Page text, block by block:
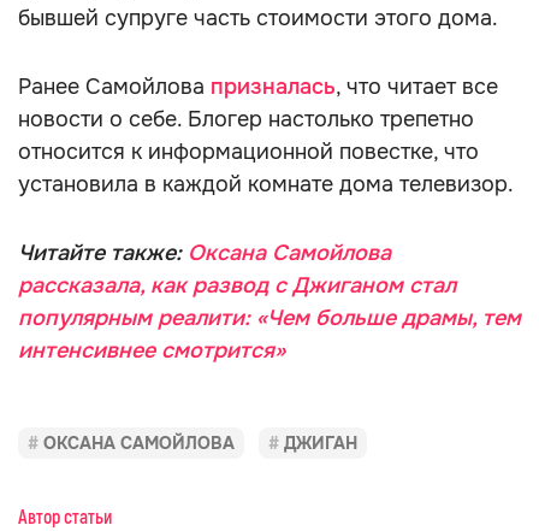
бывшей супруге часть стоимости этого дома.
Ранее Самойлова призналась, что читает все
новости о себе. Блогер настолько трепетно
относится к информационной повестке, что
установила в каждой комнате дома телевизор.
Читайте также: Оксана Самойлова
рассказала, как развод с Джиганом стал
популярным реалити: «Чем больше драмы, тем
интенсивнее смотрится»
ОКСАНА САМОЙЛОВА ДЖИГАН
Автор статьи